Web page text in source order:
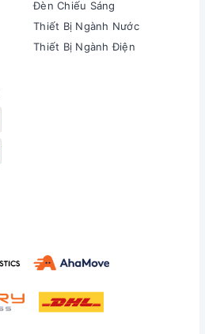
Đèn Chiếu Sáng
Thiết Bị Ngành Nước
Thiết Bị Ngành Điện